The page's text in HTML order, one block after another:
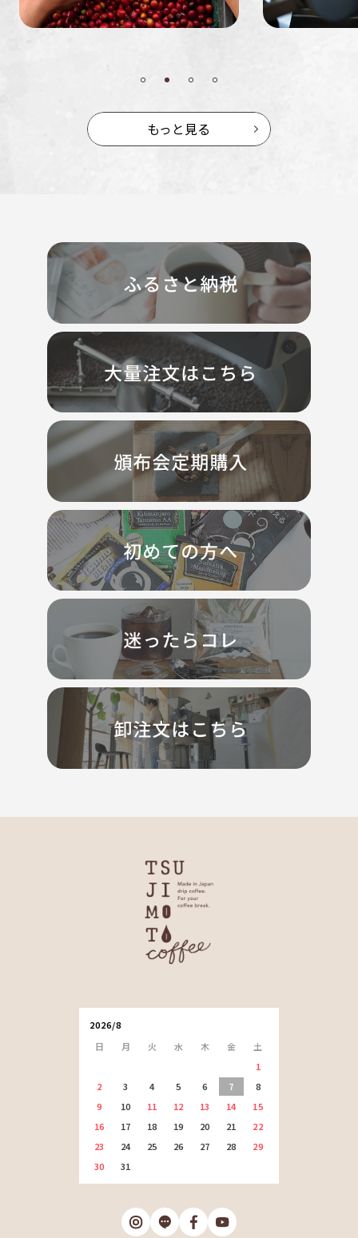
もっと見る
2026/8
日
月 火 水 木 金
土
1
2
3 4 5 6 7
8
9
10 11 12 13 14
15
16
17 18 19 20 21
22
23
24 25 26 27 28
29
30
31